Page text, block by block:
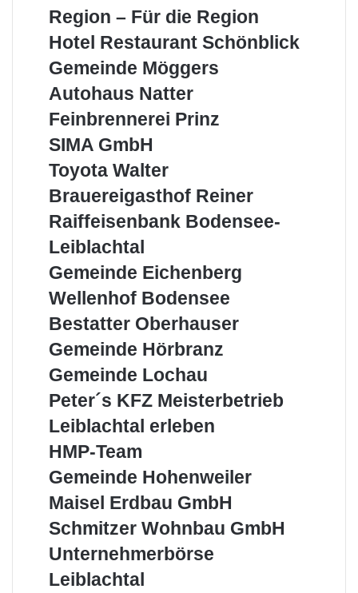
Aus
Region
–
Für
die
Region
Region – Für die Region
Hotel
Schönblick
Hotel Restaurant Schönblick
Gemeinde
Gemeinde Möggers
Autohaus
Autohaus Natter
Feinbrennerei
Feinbrennerei Prinz
SIMA
SIMA GmbH
Toyota
Walter
Toyota Walter
Brauereigasthof
Brauereigasthof Reiner
Raiffeisenbank
Leiblachtal
Raiffeisenbank Bodensee-
Leiblachtal
Gemeinde
Gemeinde Eichenberg
Wellenhof
Wellenhof Bodensee
Bestatter
Bestatter Oberhauser
Gemeinde
Gemeinde Hörbranz
Gemeinde
Gemeinde Lochau
Peter
KFZ
Meisterbetrieb
Peter´s KFZ Meisterbetrieb
Leiblachtal
Leiblachtal erleben
HMP-
HMP-Team
Gemeinde
Gemeinde Hohenweiler
Maisel
GmbH
Maisel Erdbau GmbH
Schmitzer
GmbH
Schmitzer Wohnbau GmbH
Unternehmerbörse
Unternehmerbörse
Leiblachtal